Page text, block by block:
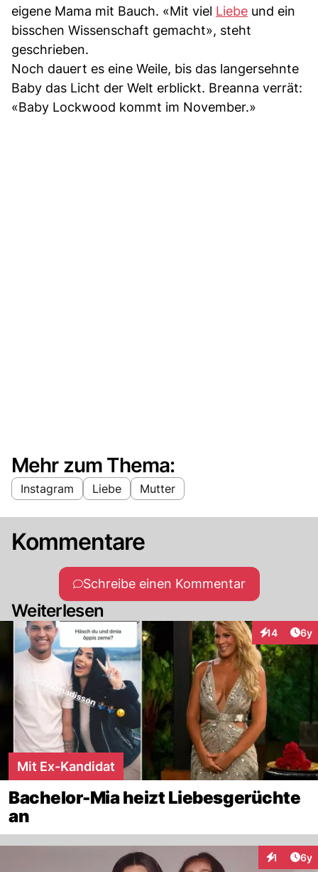
eigene Mama mit Bauch. «Mit viel Liebe und ein
bisschen Wissenschaft gemacht», steht
geschrieben.
Noch dauert es eine Weile, bis das langersehnte
Baby das Licht der Welt erblickt. Breanna verrät:
«Baby Lockwood kommt im November.»
Mehr zum Thema:
Instagram Liebe Mutter
Kommentare
Schreibe einen Kommentar
Weiterlesen
14 6y
Mit Ex-Kandidat
Bachelor-Mia heizt Liebesgerüchte
an
1 6y